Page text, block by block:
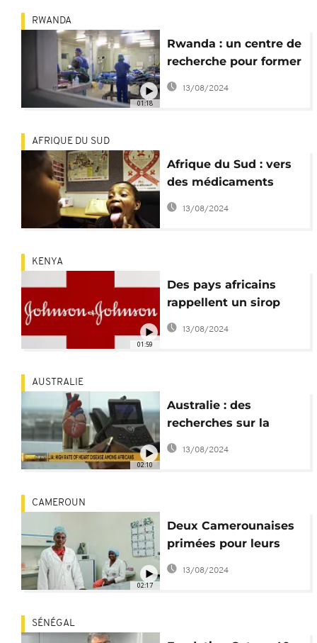
01:18
RWANDA
Rwanda : un centre de
recherche pour former
à la chirurgie mini-
invasive
13/08/2024
AFRIQUE DU SUD
Afrique du Sud : vers
des médicaments
génériques contre la
tuberculose
13/08/2024
01:59
KENYA
Des pays africains
rappellent un sirop
antitussif de Johnson
& Johnson
13/08/2024
02:10
AUSTRALIE
Australie : des
recherches sur la
santé cardiaque des
Afro-descendants
13/08/2024
02:17
CAMEROUN
Deux Camerounaises
primées pour leurs
recherches sur les
13/08/2024
SÉNÉGAL